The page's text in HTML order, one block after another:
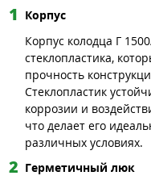
Корпус
Корпус колодца Г
стеклопластика,
прочность
Стеклопластик
коррозии и
что делает его
различных условиях.
Герметичный люк